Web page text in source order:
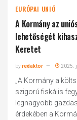
EURÓPAI UNIÓ
A Kormány az
lehetőségét
Keretet
byredaktor 2025.
„A Kormány a
szigorú fiskális
legnagyobb
érdekében a